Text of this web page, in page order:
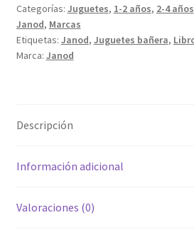
Categorías: Juguetes, 1-2 años, 2-4 años
Janod, Marcas
Etiquetas: Janod, Juguetes bañera,
Marca: Janod
Descripción
Información adicional
Valoraciones (0)